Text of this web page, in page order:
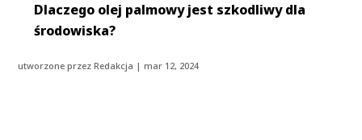
Dlaczego olej palmowy jest szkodliwy dla
środowiska?
utworzone przezRedakcja |mar 12, 2024